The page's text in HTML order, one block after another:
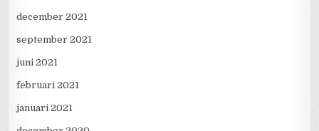
december 2021
september 2021
juni 2021
februari 2021
januari 2021